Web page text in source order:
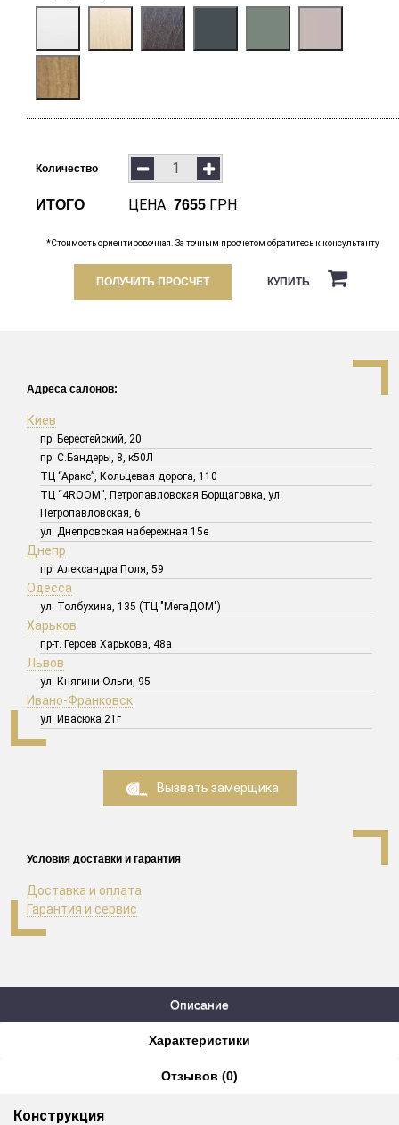
Количество
ИТОГО ЦЕНА 7655 ГРН
*Стоимость ориентировочная. За точным просчетом обратитесь к консультанту
ПОЛУЧИТЬ ПРОСЧЕТ КУПИТЬ
Адреса салонов:
Киев
пр. Берестейский, 20
пр. С.Бандеры, 8, к50Л
ТЦ “Аракс”, Кольцевая дорога, 110
ТЦ “4ROOM”, Петропавловская Борщаговка, ул.
Петропавловская, 6
ул. Днепровская набережная 15е
Днепр
пр. Александра Поля, 59
Одесса
ул. Толбухина, 135 (ТЦ "МегаДОМ")
Харьков
пр-т. Героев Харькова, 48а
Львов
ул. Княгини Ольги, 95
Ивано-Франковск
ул. Ивасюка 21г
Вызвать замерщика
Условия доставки и гарантия
Доставка и оплата
Гарантия и сервис
Описание
Характеристики
Отзывов (0)
Конструкция